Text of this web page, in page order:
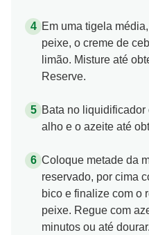
Em uma tigela
peixe, o creme de
limão. Misture até
Reserve.
Bata no
alho e o azeite até
Coloque metade da
reservado, por cima
bico e finalize com o
peixe. Regue com
minutos ou até